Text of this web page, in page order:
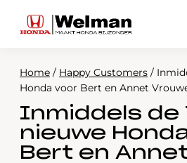
Modellen
Voorraad
Onderhoud en service
Plan
Mijn Honda
Home / Happy Customers /
Honda voor Bert en Annet
Inmiddels de
nieuwe
Bert en